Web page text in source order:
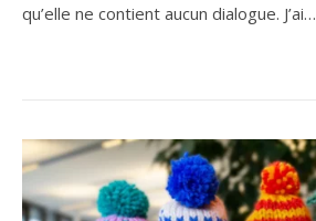
qu’elle ne contient aucun dialogue. J’ai…